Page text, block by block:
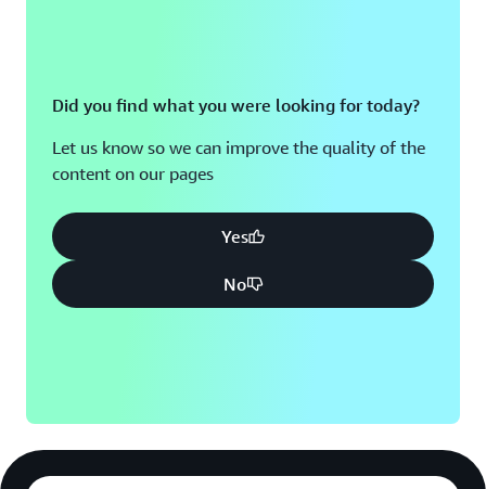
Did you find what you were looking for today?
Let us know so we can improve the quality of the
content on our pages
Yes
No